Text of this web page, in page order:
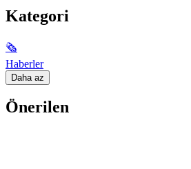
Kategori
🗞
Haberler
Daha az
Önerilen